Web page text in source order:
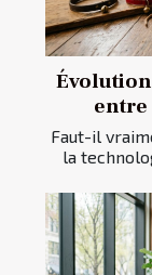
Évolution
entre
Faut-il
la